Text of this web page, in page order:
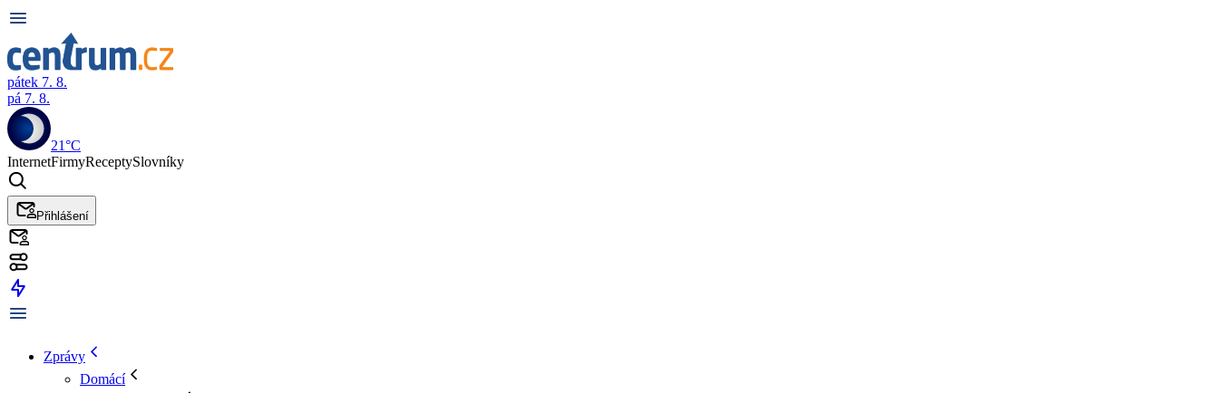
pátek 7. 8.
pá 7. 8.
21°C
InternetFirmyReceptySlovníky
Přihlášení
Zprávy
Domácí